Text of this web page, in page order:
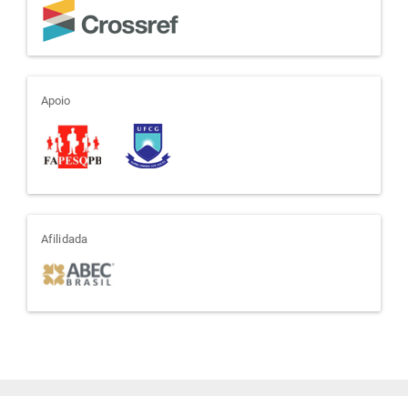
apoio
Apoio
afiliada
Afilidada